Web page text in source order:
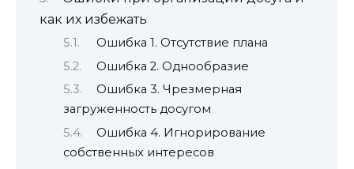
как их избежать
Ошибка 1. Отсутствие плана
Ошибка 2. Однообразие
Ошибка 3. Чрезмерная
загруженность досугом
Ошибка 4. Игнорирование
собственных интересов